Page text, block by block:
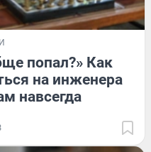
попал?» Как
на инженера
навсегда